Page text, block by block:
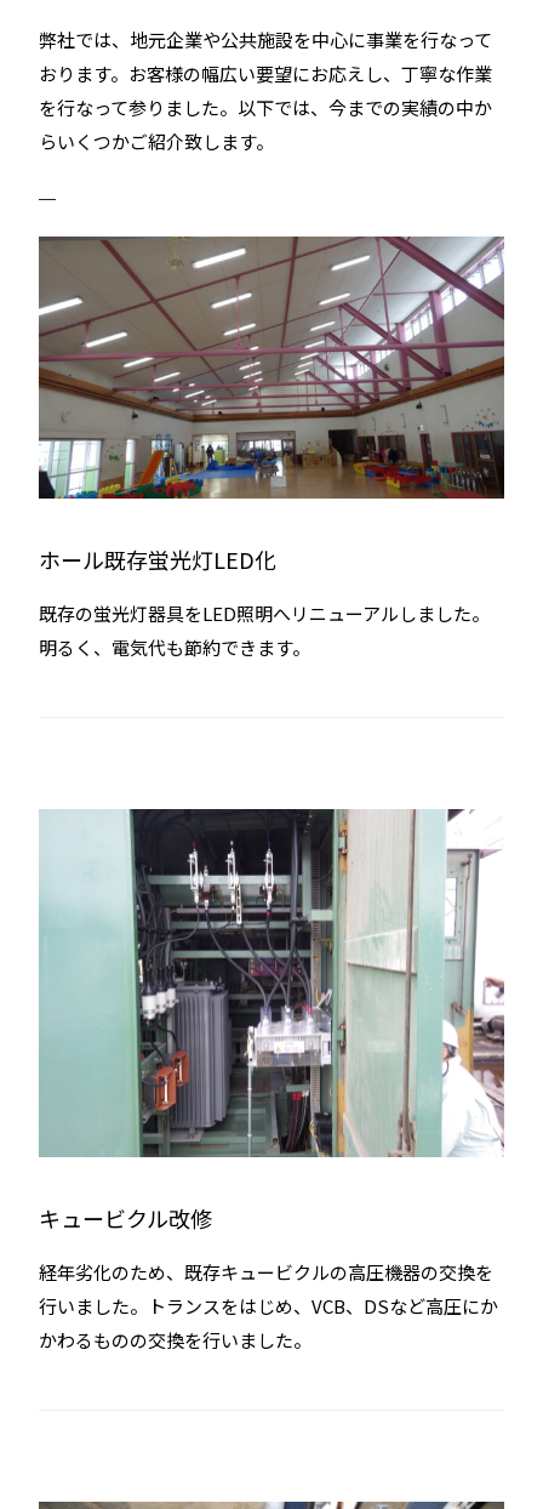
弊社では、地元企業や公共施設を中心に事業を行なって
おります。お客様の幅広い要望にお応えし、丁寧な作業
を行なって参りました。以下では、今までの実績の中か
らいくつかご紹介致します。
ホール既存蛍光灯LED化
既存の蛍光灯器具をLED照明へリニューアルしました。
明るく、電気代も節約できます。
キュービクル改修
経年劣化のため、既存キュービクルの高圧機器の交換を
行いました。トランスをはじめ、VCB、DSなど高圧にか
かわるものの交換を行いました。